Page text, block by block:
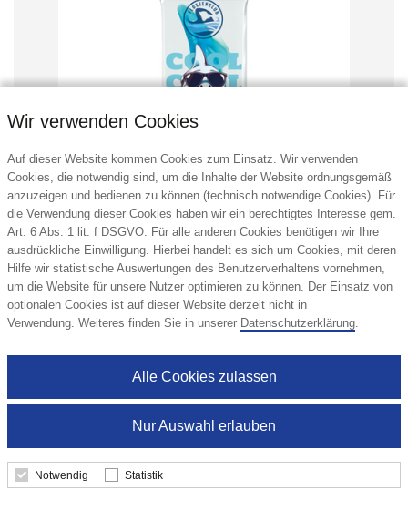
Fruchtgummi 1er Hai
ab 0,31 €
Mindestbestellmenge: 1500 Stk.
Wir verwenden Cookies
Auf dieser Website kommen Cookies zum Einsatz. Wir verwenden
Cookies, die notwendig sind, um die Inhalte der Website ordnungsgemäß
anzuzeigen und bedienen zu können (technisch notwendige Cookies). Für
die Verwendung dieser Cookies haben wir ein berechtigtes Interesse gem.
Art. 6 Abs. 1 lit. f DSGVO. Für alle anderen Cookies benötigen wir Ihre
ausdrückliche Einwilligung. Hierbei handelt es sich um Cookies, mit deren
Hilfe wir statistische Auswertungen des Benutzerverhaltens vornehmen,
um die Website für unsere Nutzer optimieren zu können. Der Einsatz von
optionalen Cookies ist auf dieser Website derzeit nicht in
Verwendung. Weiteres finden Sie in unserer Datenschutzerklärung.
Nur Auswahl erlauben
Alle Cookies zulassen
Notwendig Statistik